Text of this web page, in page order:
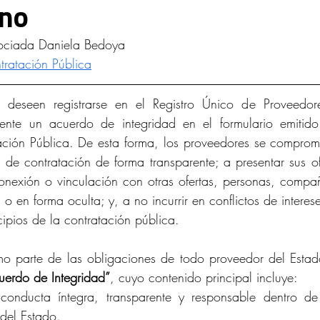
Intelectual y Mercado
Daniela Bedoya
Pública
deseen registrarse en el Registro Único de
un acuerdo de integridad en el formulario
Pública. De esta forma, los proveedores se
contratación de forma transparente; a presentar sus
o vinculación con otras ofertas, personas,
en forma oculta; y, a no incurrir en conflictos de
de la contratación pública.
parte de las obligaciones de todo proveedor del
de Integridad”, cuyo contenido principal incluye:
íntegra, transparente y responsable dentro
Estado.